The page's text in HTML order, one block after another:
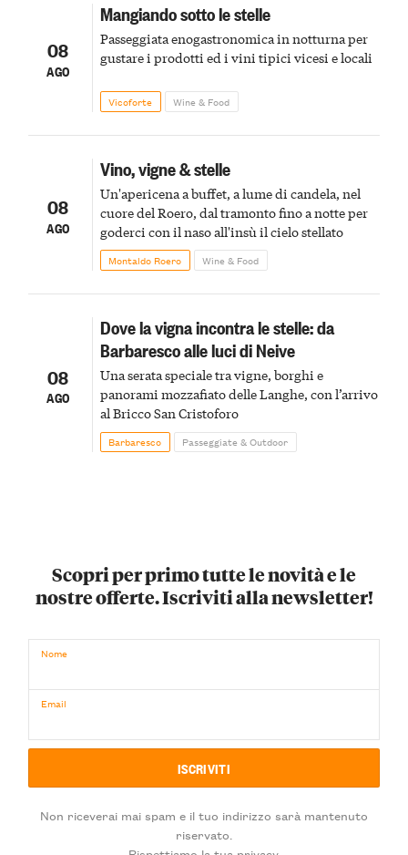
08
AGO
Mangiando sotto le stelle
Passeggiata enogastronomica in notturna per
gustare i prodotti ed i vini tipici vicesi e locali
Vicoforte Wine & Food
08
AGO
Vino, vigne & stelle
Un'apericena a buffet, a lume di candela, nel
cuore del Roero, dal tramonto fino a notte per
goderci con il naso all'insù il cielo stellato
Montaldo Roero Wine & Food
08
AGO
Dove la vigna incontra le stelle: da
Barbaresco alle luci di Neive
Una serata speciale tra vigne, borghi e
panorami mozzafiato delle Langhe, con l’arrivo
al Bricco San Cristoforo
Barbaresco Passeggiate & Outdoor
Scopri per primo tutte le novità e le
nostre offerte. Iscriviti alla newsletter!
Nome
Email
Non riceverai mai spam e il tuo indirizzo sarà mantenuto
riservato.